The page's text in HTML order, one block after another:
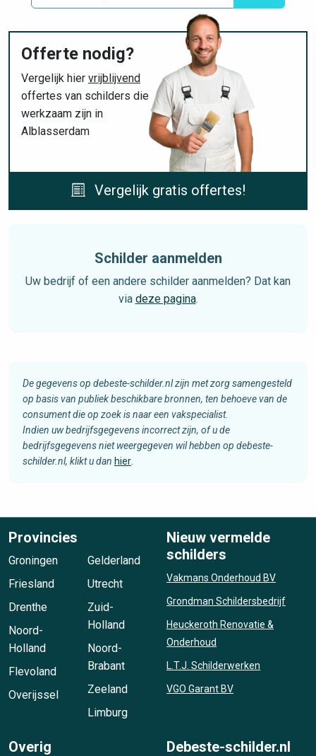
Offerte nodig?
Vergelijk hier vrijblijvend
offertes van schilders die
werkzaam zijn in
Alblasserdam
Vergelijk gratis offertes!
Schilder aanmelden
Uw bedrijf of een andere schilder aanmelden? Dat kan
via deze pagina.
De gegevens op debeste-schilder.nl zijn met zorg samengesteld
op basis van publiek beschikbare bronnen, ten behoeve van de
consument die op zoek is naar een vakspecialist.
Indien uw bedrijfsgegevens incorrect zijn, of u de
bedrijfsgegevens niet weergegeven wil hebben op debeste-
schilder.nl, klikt u dan hier
Provincies
Groningen
Friesland
Drenthe
Noord-
Holland
Flevoland
Overijssel
Gelderland
Utrecht
Zuid-
Holland
Noord-
Brabant
Zeeland
Limburg
Nieuw vermelde
schilders
Vakmans Onderhoud BV
Grondman Schildersbedrijf
Heuckeroth Renovatie &
Onderhoud
L.T.J. Schilderwerken
VGO Garant BV
Overig Debeste-schilder.nl